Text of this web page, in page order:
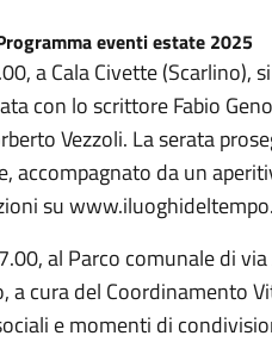
eventi estate 2025
a Cala Civette (Scarlino),
con lo scrittore Fabio
Vezzoli. La serata
accompagnato da un
su
al Parco comunale di
a cura del Coordinamento
e momenti di